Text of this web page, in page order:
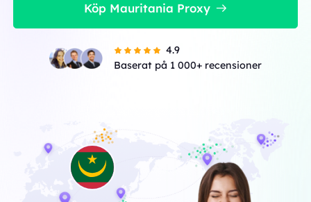
Köp Mauritania Proxy
4.9
Baserat på 1 000+ recensioner